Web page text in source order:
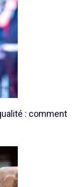
: comment